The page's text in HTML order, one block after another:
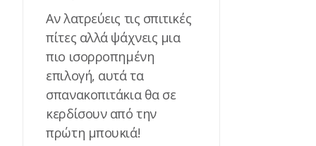
Αν λατρεύεις τις σπιτικές
πίτες αλλά ψάχνεις μια
πιο ισορροπημένη
επιλογή, αυτά τα
σπανακοπιτάκια θα σε
κερδίσουν από την
πρώτη μπουκιά!